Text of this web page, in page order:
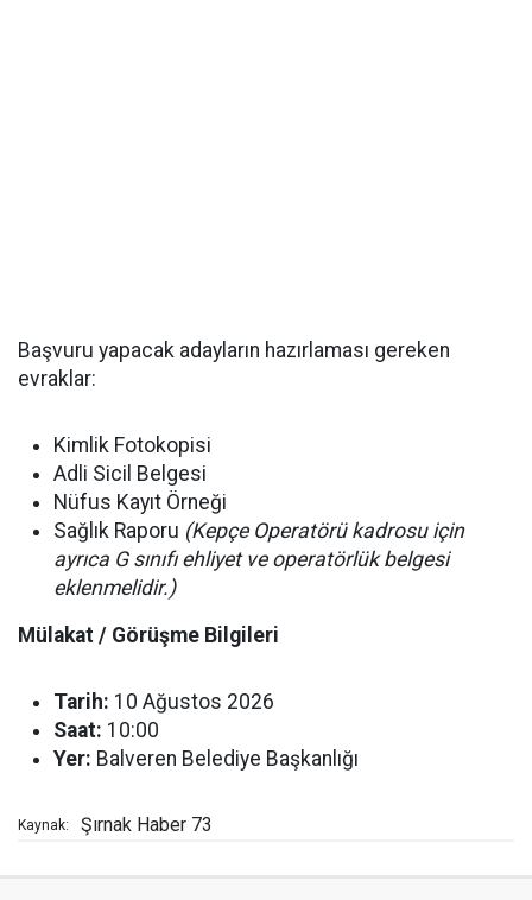
Başvuru yapacak adayların hazırlaması gereken
evraklar:
Kimlik Fotokopisi
Adli Sicil Belgesi
Nüfus Kayıt Örneği
Sağlık Raporu (Kepçe Operatörü kadrosu için
ayrıca G sınıfı ehliyet ve operatörlük belgesi
eklenmelidir.)
Mülakat / Görüşme Bilgileri
Tarih: 10 Ağustos 2026
Saat: 10:00
Yer: Balveren Belediye Başkanlığı
Kaynak: Şırnak Haber 73